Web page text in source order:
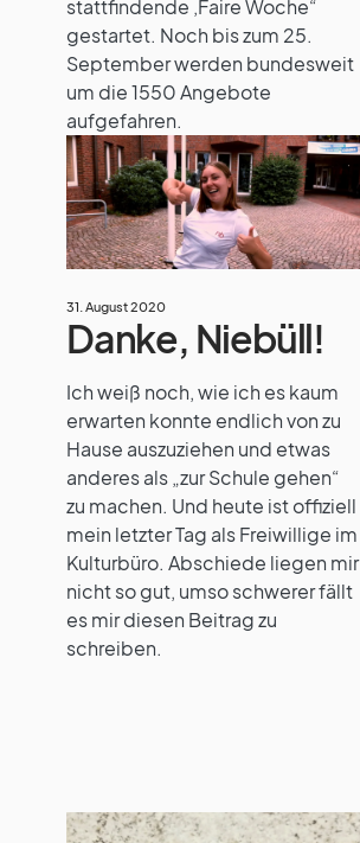
stattfindende ‚Faire Woche“
gestartet. Noch bis zum 25.
September werden bundesweit
um die 1550 Angebote
aufgefahren.
31. August 2020
Danke, Niebüll!
Ich weiß noch, wie ich es kaum
erwarten konnte endlich von zu
Hause auszuziehen und etwas
anderes als „zur Schule gehen“
zu machen. Und heute ist offiziell
mein letzter Tag als Freiwillige im
Kulturbüro. Abschiede liegen mir
nicht so gut, umso schwerer fällt
es mir diesen Beitrag zu
schreiben.